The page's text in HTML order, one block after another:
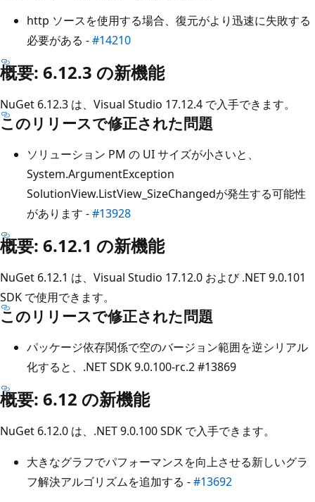
http ソースを使用する場合、復元がより迅速に失敗する
必要がある -#14210
概要: 6.12.3 の新機能
NuGet 6.12.3 は、Visual Studio 17.12.4 で入手できます。
このリリースで修正された問題
ソリューション PM の UI サイズが小さいと、
System.ArgumentException
SolutionView.ListView_SizeChangedが発生する可能性
があります -#13928
概要: 6.12.1 の新機能
NuGet 6.12.1 は、Visual Studio 17.12.0 および .NET 9.0.101
SDK で使用できます。
このリリースで修正された問題
パッケージ依存関係で空のバージョン範囲を逆シリアル
化すると、.NET SDK 9.0.100-rc.2#13869
概要: 6.12 の新機能
NuGet 6.12.0 は、.NET 9.0.100 SDK で入手できます。
大きなグラフでパフォーマンスを向上させる新しいグラ
フ解決アルゴリズムを追加する -#13692